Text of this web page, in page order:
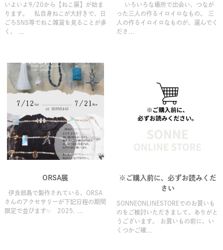
いよいよ9/20から【ねこ展】が始ま
ります。 私自身ねこが大好きで、日
ごろSNS等でねこ雑貨を見ることが多
く、 ...
いろいろな場所で出会い、つなが
った三人の作るイロイロなもの。 三
人の作るイロイロなものが、選んでく
ださ...
ORSA展
伊良部島で製作されている、ORSA
さんのアクセサリーが下記日程の期間
限定で並びます✨ 2025. ...
※ご購入前に、必ずお読みくだ
さい
SONNEONLINESTOREでのお買いも
のをご検討いただきまして、ありがと
うございます。 お買いもの前に、い
くつかご確...